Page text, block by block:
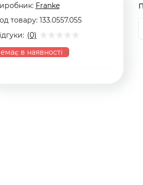
Franke
товару: 133.0557.055
(0)
в наявності